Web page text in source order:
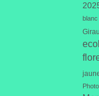
blanc